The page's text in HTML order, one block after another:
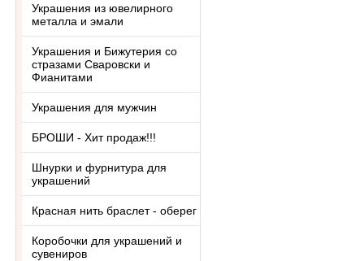
Украшения из ювелирного
металла и эмали
Украшения и Бижутерия со
стразами Сваровски и
Фианитами
Украшения для мужчин
БРОШИ - Хит продаж!!!
Шнурки и фурнитура для
украшений
Красная нить браслет - оберег
Коробочки для украшений и
сувениров